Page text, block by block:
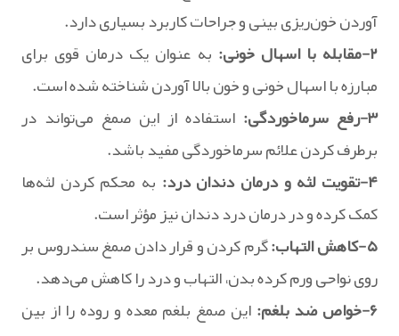
آوردن خون‌ریزی بینی و جراحات کاربرد بسیاری دارد.
۲-مقابله با اسهال خونی:
به عنوان یک درمان قوی برای
مبارزه با اسهال خونی و خون بالا آوردن شناخته شده است.
۳-رفع سرماخوردگی:
استفاده از این صمغ می‌تواند در
برطرف کردن علائم سرماخوردگی مفید باشد.
۴-تقویت لثه و درمان دندان درد:
به محکم کردن لثه‌ها
کمک کرده و در درمان درد دندان نیز مؤثر است.
۵-کاهش التهاب:
گرم کردن و قرار دادن صمغ سندروس بر
روی نواحی ورم کرده بدن، التهاب و درد را کاهش می‌دهد.
۶-خواص ضد بلغم:
این صمغ بلغم معده و روده را از بین